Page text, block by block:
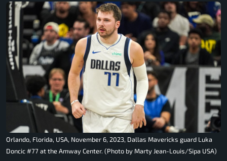
Orlando, Florida, USA, November 6, 2023, Dallas Mavericks guard Luka
Doncic #77 at the Amway Center. (Photo by Marty Jean-Louis/Sipa USA)